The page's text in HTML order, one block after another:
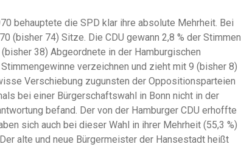
behauptete die SPD klar ihre absolute Mehrheit. Bei
(bisher 74) Sitze. Die CDU gewann 2,8 % der Stimmen
38) Abgeordnete in der Hamburgischen
verzeichnen und zieht mit 9 (bisher 8)
Verschiebung zugunsten der Oppositionsparteien
bei einer Bürgerschaftswahl in Bonn nicht in der
befand. Der von der Hamburger CDU erhoffte
sich auch bei dieser Wahl in ihrer Mehrheit (55,3 %)
alte und neue Bürgermeister der Hansestadt heißt